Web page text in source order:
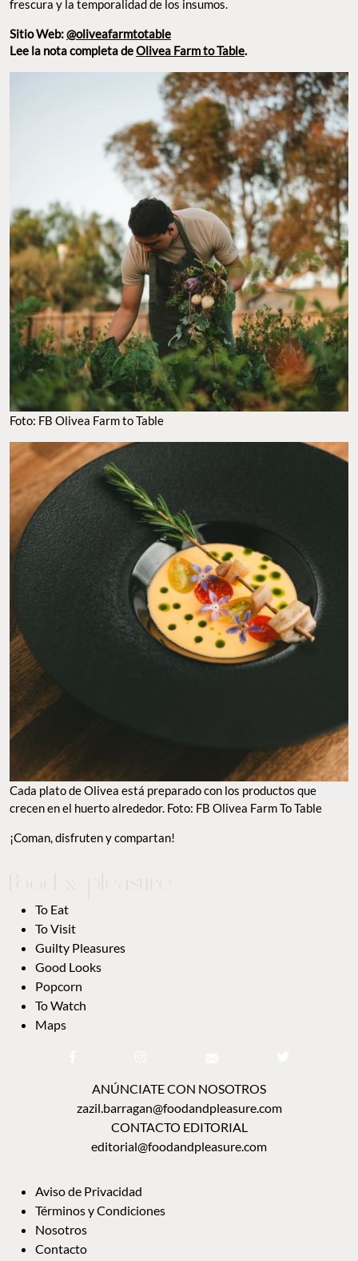
FOTO: FB OLIVEA FARM TO TABLE
CADA PLATO DE OLIVEA ESTÁ PREPARADO CON LOS PRODUCTOS QUE CRECEN EN EL
HUERTO ALREDEDOR. FOTO: FB OLIVEA FARM TO TABLE
¡Coman, disfruten y compartan!
POPCORN
ANÚNCIATE CON NOSOTROS
zazil.barragan@foodandpleasure.com
AVISO DE PRIVACIDAD
TÉRMINOS Y CONDICIONES
NOSOTROS
© 2018-2023 Food and Pleasure. Todos los derechos reservados. The Cool Spot Group SL.